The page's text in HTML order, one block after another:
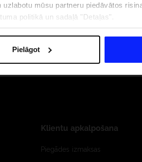
mūsu partneru piedāvātos
politikā un sadaļā "Detaļas".
Pielāgot
mūsdienīgu stilu
B2B 4F TEAM LOJALITĀTES
Klientu apkalpošana
Piegādes izmaksas